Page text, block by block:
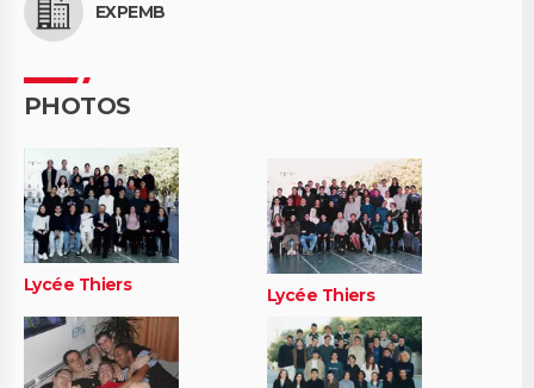
EXPEMB
PHOTOS
Lycée Thiers Lycée Thiers